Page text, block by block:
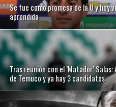
Se fue como promesa de la U y hoy
aprendida
Tras reunión con el ’Matador’
de Temuco y ya hay 3 candidatos